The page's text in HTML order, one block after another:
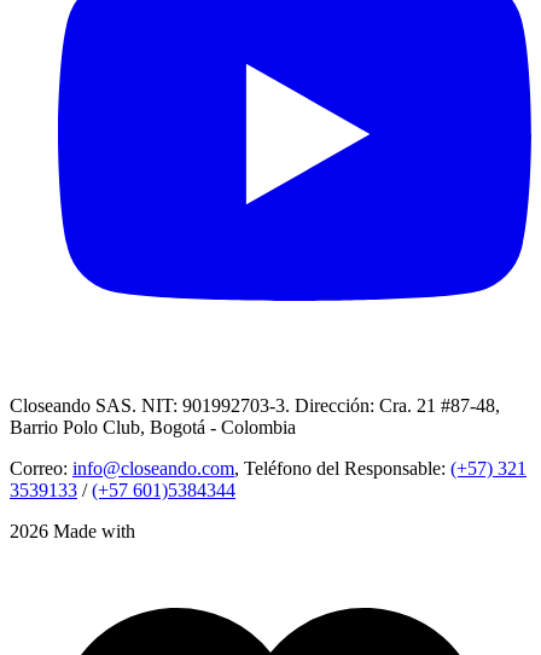
Closeando SAS. NIT: 901992703-3. Dirección: Cra. 21 #87-48,
Barrio Polo Club, Bogotá - Colombia
Correo: info@closeando.com, Teléfono del Responsable: (+57) 321
3539133 /(+57 601)5384344
2026 Made with